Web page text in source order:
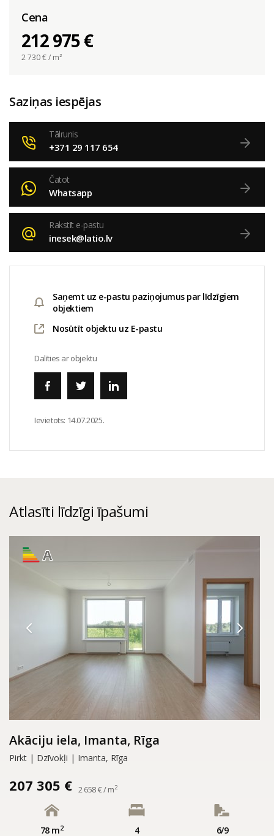
Cena
212 975 €
2 730€ / m²
Saziņas iespējas
Tālrunis
+371 29 117 654
Čatot
Whatsapp
Rakstīt e-pastu
inesek@latio.lv
Saņemt uz e-pastu paziņojumus par līdzīgiem
objektiem
Nosūtīt objektu uz E-pastu
Dalīties ar objektu
Ievietots: 14.07.2025.
Atlasīti līdzīgi īpašumi
A
Akāciju iela, Imanta, Rīga
Pirkt | Dzīvokļi | Imanta, Rīga
207 305 € 2 658 € / m2
78 m2 4 6/9